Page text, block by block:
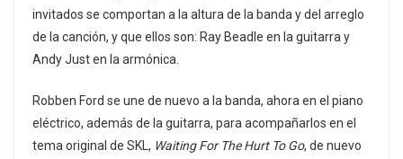
invitados se comportan a la altura de la banda y del arreglo
de la canción, y que ellos son: Ray Beadle en la guitarra y
Andy Just en la armónica.
Robben Ford se une de nuevo a la banda, ahora en el piano
eléctrico, además de la guitarra, para acompañarlos en el
tema original de SKL, Waiting For The Hurt To Go, de nuevo